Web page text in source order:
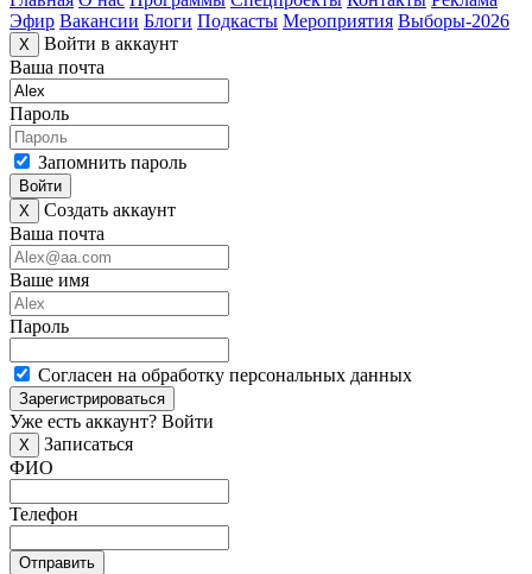
Эфир Вакансии Блоги Подкасты Мероприятия Выборы-2026
X
Войти в аккаунт
Ваша почта
Пароль
Запомнить пароль
Войти
X
Создать аккаунт
Ваша почта
Ваше имя
Пароль
Согласен на обработку персональных данных
Зарегистрироваться
Уже есть аккаунт? Войти
X
Записаться
ФИО
Телефон
Отправить